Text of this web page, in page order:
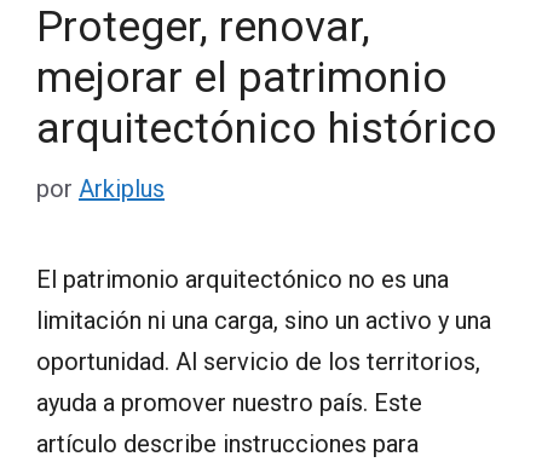
Proteger, renovar,
mejorar el patrimonio
arquitectónico histórico
por Arkiplus
El patrimonio arquitectónico no es una
limitación ni una carga, sino un activo y una
oportunidad. Al servicio de los territorios,
ayuda a promover nuestro país. Este
artículo describe instrucciones para